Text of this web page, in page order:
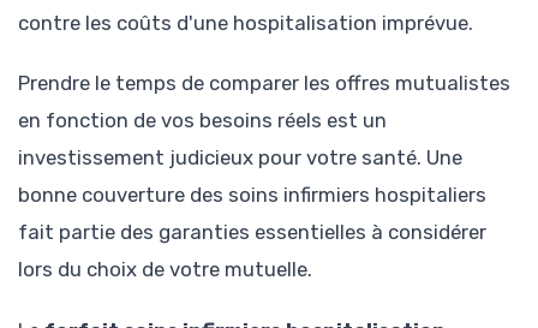
contre les coûts d'une hospitalisation imprévue.
Prendre le temps de comparer les offres mutualistes
en fonction de vos besoins réels est un
investissement judicieux pour votre santé. Une
bonne couverture des soins infirmiers hospitaliers
fait partie des garanties essentielles à considérer
lors du choix de votre mutuelle.